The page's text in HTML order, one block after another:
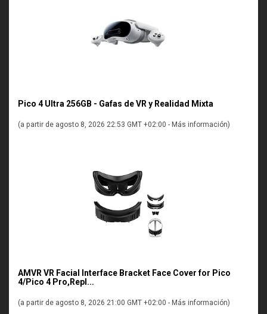
Pico 4 Ultra 256GB - Gafas de VR y Realidad Mixta
(a partir de agosto 8, 2026 22:53 GMT +02:00 - Más información)
AMVR VR Facial Interface Bracket Face Cover for Pico
4/Pico 4 Pro,Repl...
(a partir de agosto 8, 2026 21:00 GMT +02:00 - Más información)